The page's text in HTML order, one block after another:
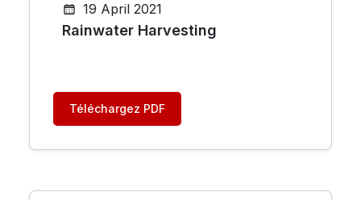
19 April 2021
Rainwater Harvesting
Téléchargez PDF